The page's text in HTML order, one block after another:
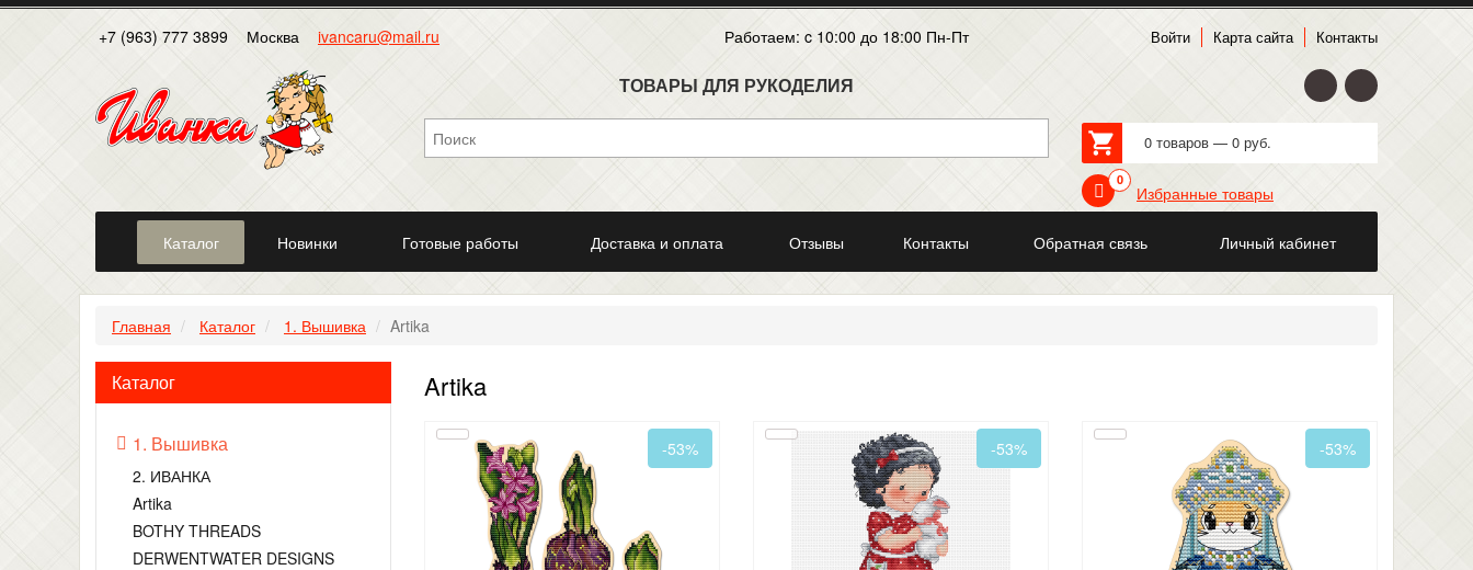
+7 (963) 777 3899 Москва ivancaru@mail.ru Работаем: c 10:00 до 18:00 Пн-Пт Войти Карта сайта Контакты
ТОВАРЫ ДЛЯ РУКОДЕЛИЯ
0 товаров — 0 руб.
0
Избранные товары
Каталог Новинки Готовые работы Доставка и оплата Отзывы Контакты Обратная связь Личный кабинет
Главная Каталог 1. Вышивка Artika
Каталог
1. Вышивка
2. ИВАНКА
Artika
BOTHY THREADS
DERWENTWATER DESIGNS
Artika
-53% -53% -53%